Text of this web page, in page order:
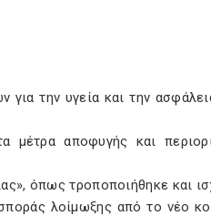
την υγεία και την
μέτρα αποφυγής και
όπως τροποποιήθηκε και
λοίμωξης από το νέο